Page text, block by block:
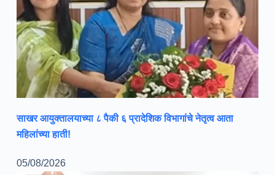
साखर आयुक्तालयाच्या ८ पैकी ६ प्रादेशिक विभागांचे नेतृत्व आता
महिलांच्या हाती!
05/08/2026